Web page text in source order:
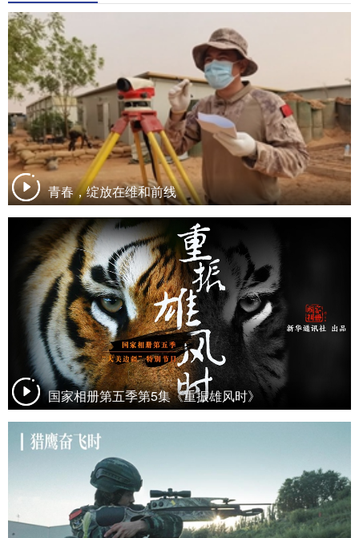
青春，绽放在维和前线
国家相册第五季第5集《重振雄风时》